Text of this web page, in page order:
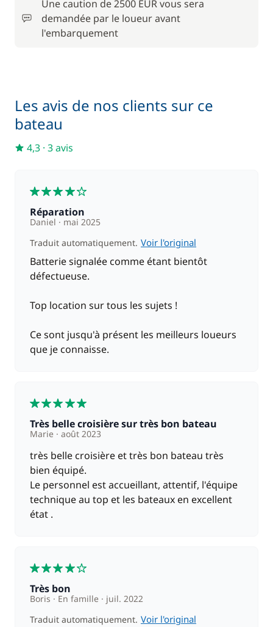
En option
Moteur Hors Bord
Une caution de 2500 EUR vous sera
demandée par le loueur avant
l'embarquement
Les avis de nos clients sur ce
bateau
4,3 · 3 avis
Réparation
Daniel
mai 2025
Traduit automatiquement. Voir l'original
Batterie signalée comme étant bientôt
défectueuse.
Top location sur tous les sujets !
Ce sont jusqu'à présent les meilleurs loueurs
que je connaisse.
Très belle croisière sur très bon bateau
Marie août 2023
très belle croisière et très bon bateau très
bien équipé.
Le personnel est accueillant, attentif, l'équipe
technique au top et les bateaux en excellent
état .
Très bon
Boris En famille
juil. 2022
Traduit automatiquement. Voir l'original